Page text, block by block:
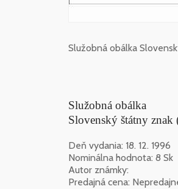
Služobná obálka
Služobná obálka
Slovenský štátny
Deň vydania: 18. 12. 1996
Nominálna hodnota: 8 Sk
Autor známky:
Predajná cena: